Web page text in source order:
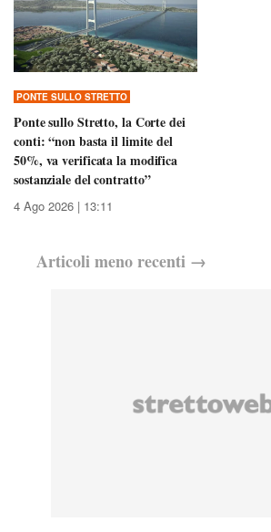
PONTE SULLO STRETTO
Ponte sullo Stretto, la Corte dei
conti: “non basta il limite del
50%, va verificata la modifica
sostanziale del contratto”
4 Ago 2026 | 13:11
Articolimeno recenti →